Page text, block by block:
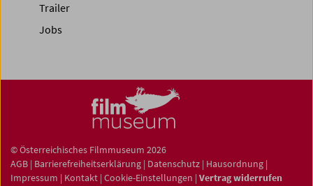
Trailer
Jobs
© Österreichisches Filmmuseum 2026
AGB | Barrierefreiheitserklärung | Datenschutz | Hausordnung |
Impressum | Kontakt | Cookie-Einstellungen | Vertrag widerrufen